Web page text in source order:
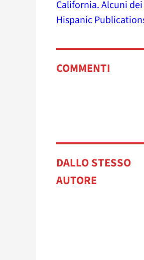
California. Alcuni
Hispanic
COMMENTI
DALLO STESSO
AUTORE